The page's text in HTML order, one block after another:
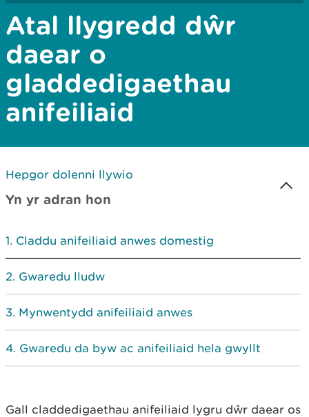
Atal llygredd dŵr
daear o
gladdedigaethau
anifeiliaid
Hepgor dolenni llywio
Yn yr adran hon
Claddu anifeiliaid anwes domestig
Gwaredu lludw
Mynwentydd anifeiliaid anwes
Gwaredu da byw ac anifeiliaid hela gwyllt
Gall claddedigaethau anifeiliaid lygru dŵr daear os